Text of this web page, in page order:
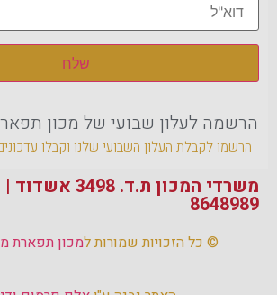
הרשמה לעלון שבועי של מכון
הרשמו לקבלת העלון השבועי שלנו וקבלו
8648989‏
© כל הזכויות שמורות למכון תפארת